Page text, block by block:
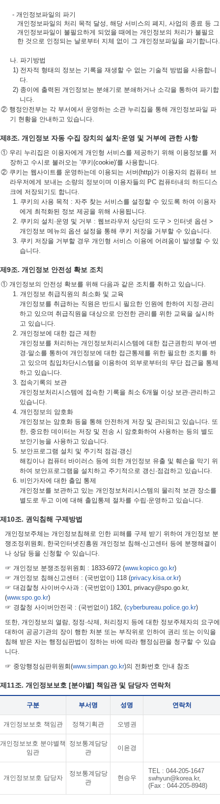
- 개인정보파일의 파기
개인정보파일의 처리 목적 달성, 해당 서비스의 폐지, 사업의 종료 등 그
개인정보파일이 불필요하게 되었을 때에는 개인정보의 처리가 불필요
한 것으로 인정되는 날로부터 지체 없이 그 개인정보파일을 파기합니다.
나. 파기방법
1) 전자적 형태의 정보는 기록을 재생할 수 없는 기술적 방법을 사용합니
다.
2) 종이에 출력된 개인정보는 분쇄기로 분쇄하거나 소각을 통하여 파기합
니다.
② 행정안전부는 각 부서에서 운영하는 소관 누리집을 통해 개인정보파일 파
기 현황을 안내하고 있습니다.
제8조. 개인정보 자동 수집 장치의 설치·운영 및 거부에 관한 사항
① 우리 누리집은 이용자에게 개인형 서비스를 제공하기 위해 이용정보를 저
장하고 수시로 불러오는 '쿠키(cookie)'를 사용합니다.
② 쿠키는 웹사이트를 운영하는데 이용되는 서버(http)가 이용자의 컴퓨터 브
라우저에게 보내는 소량의 정보이며 이용자들의 PC 컴퓨터내의 하드디스
크에 저장되기도 합니다.
1. 쿠키의 사용 목적 : 자주 찾는 서비스를 설정할 수 있도록 하여 이용자
에게 최적화된 정보 제공을 위해 사용됩니다.
2. 쿠키의 설치·운영 및 거부 : 웹브라우저 상단의 도구 > 인터넷 옵션 >
개인정보 메뉴의 옵션 설정을 통해 쿠키 저장을 거부할 수 있습니다.
3. 쿠키 저장을 거부할 경우 개인형 서비스 이용에 어려움이 발생할 수 있
습니다.
제9조. 개인정보 안전성 확보 조치
① 개인정보의 안전성 확보를 위해 다음과 같은 조치를 취하고 있습니다.
1. 개인정보 취급직원의 최소화 및 교육
개인정보를 취급하는 직원은 반드시 필요한 인원에 한하여 지정·관리
하고 있으며 취급직원을 대상으로 안전한 관리를 위한 교육을 실시하
고 있습니다.
2. 개인정보에 대한 접근 제한
개인정보를 처리하는 개인정보처리시스템에 대한 접근권한의 부여·변
경·말소를 통하여 개인정보에 대한 접근통제를 위한 필요한 조치를 하
고 있으며 침입차단시스템을 이용하여 외부로부터의 무단 접근을 통제
하고 있습니다.
3. 접속기록의 보관
개인정보처리시스템에 접속한 기록을 최소 6개월 이상 보관·관리하고
있습니다.
4. 개인정보의 암호화
개인정보는 암호화 등을 통해 안전하게 저장 및 관리되고 있습니다. 또
한, 중요한 데이터는 저장 및 전송 시 암호화하여 사용하는 등의 별도
보안기능을 사용하고 있습니다.
5. 보안프로그램 설치 및 주기적 점검·갱신
해킹이나 컴퓨터 바이러스 등에 의한 개인정보 유출 및 훼손을 막기 위
하여 보안프로그램을 설치하고 주기적으로 갱신·점검하고 있습니다.
6. 비인가자에 대한 출입 통제
개인정보를 보관하고 있는 개인정보처리시스템의 물리적 보관 장소를
별도로 두고 이에 대해 출입통제 절차를 수립·운영하고 있습니다.
제10조. 권익침해 구제방법
개인정보주체는 개인정보침해로 인한 피해를 구제 받기 위하여 개인정보 분
쟁조정위원회, 한국인터넷진흥원 개인정보 침해-신고센터 등에 분쟁해결이
나 상담 등을 신청할 수 있습니다.
☞ 개인정보 분쟁조정위원회 : 1833-6972 (www.kopico.go.kr)
☞ 개인정보 침해신고센터 : (국번없이) 118 (privacy.kisa.or.kr)
☞ 대검찰청 사이버수사과 : (국번없이) 1301, privacy@spo.go.kr,
(www.spo.go.kr)
☞ 경찰청 사이버안전국 : (국번없이) 182, (cyberbureau.police.go.kr)
또한, 개인정보의 열람, 정정·삭제, 처리정지 등에 대한 정보주체자의 요구에
대하여 공공기관의 장이 행한 처분 또는 부작위로 인하여 권리 또는 이익을
침해 받은 자는 행정심판법이 정하는 바에 따라 행정심판을 청구할 수 있습
니다.
☞ 중앙행정심판위원회(www.simpan.go.kr)의 전화번호 안내 참조
제11조. 개인정보보호 [분야별] 책임관 및 담당자 연락처
구분 부서명 성명 연락처
개인정보보호 책임관 정책기획관 오병권
개인정보보호 분야별책
임관
정보통계담당
관
이윤경
개인정보보호 담당자
정보통계담당
관
현승우
TEL : 044-205-1647
swhyun@korea.kr,
(Fax : 044-205-8948)